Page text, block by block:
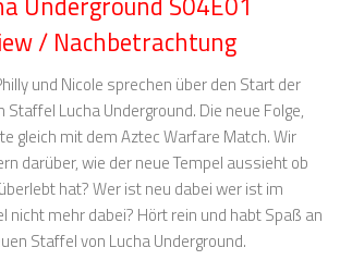
/ Nachbetrachtung
und Nicole sprechen über den Start der
Staffel Lucha Underground. Die neue Folge,
gleich mit dem Aztec Warfare Match. Wir
darüber, wie der neue Tempel aussieht ob
hat? Wer ist neu dabei wer ist im
nicht mehr dabei? Hört rein und habt Spaß an
Staffel von Lucha Underground.